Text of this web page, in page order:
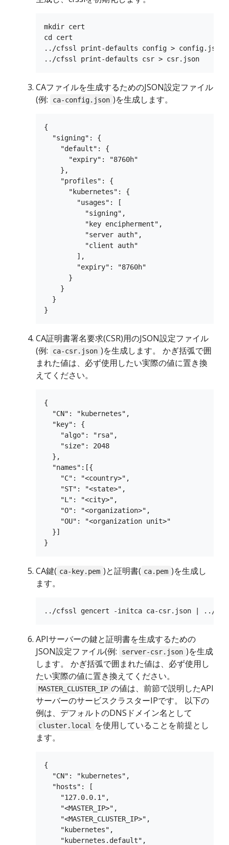
mkdir cert
cd cert
../cfssl print-defaults config > config.json
CAファイルを生成するためのJSON設定ファイル
(例:
ca-config.json )を生成します。
{
  "signing": {
    "default": {
      "expiry": "8760h"
    },
    "profiles": {
      "kubernetes": {
        "usages": [
          "signing",
          "key encipherment",
          "server auth",
          "client auth"
        ],
        "expiry": "8760h"
      }
    }
  }
CA証明書署名要求(CSR)用のJSON設定ファイル
(例:
ca-csr.json )を生成します。 かぎ括弧で囲
まれた値は、必ず使用したい実際の値に置き換
えてください。
{
  "CN": "kubernetes",
  "key": {
    "algo": "rsa",
    "size": 2048
  },
  "names":[{
    "C": "<country>",
    "ST": "<state>",
    "L": "<city>",
    "O": "<organization>",
    "OU": "<organization unit>"
  }]
CA鍵( ca-key.pem )と証明書( ca.pem )を生成し
ます。
APIサーバーの鍵と証明書を生成するための
JSON設定ファイル(例:
server-csr.json )を生成
します。 かぎ括弧で囲まれた値は、必ず使用し
たい実際の値に置き換えてください。
MASTER_CLUSTER_IP の値は、前節で説明したAPI
サーバーのサービスクラスターIPです。 以下の
例は、デフォルトのDNSドメイン名として
cluster.local
を使用していることを前提とし
ます。
{
  "CN": "kubernetes",
  "hosts": [
    "127.0.0.1",
    "<MASTER_IP>",
    "<MASTER_CLUSTER_IP>",
    "kubernetes",
    "kubernetes.default",